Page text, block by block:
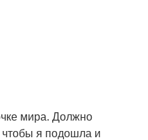
мира. Должно
чтобы я подошла и